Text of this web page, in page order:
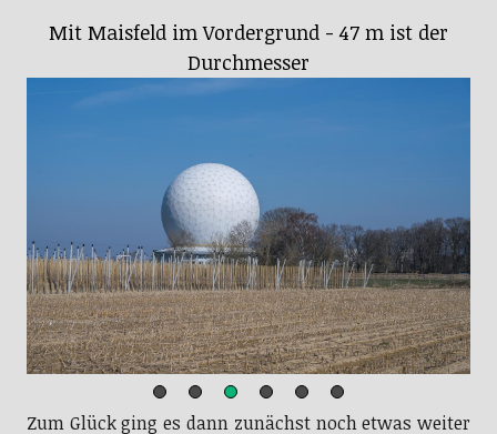
Weltraumschrott bis zu 6,3 cm kann noch
erkannt werden
Zum Glück ging es dann zunächst noch etwas weiter